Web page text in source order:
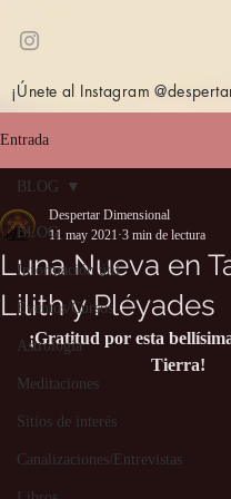
¡Únete al Instagram
Entrada
BLOG
Información útil
Eventos/Cursos
Astrología
Meditaciones
Sitios de interés
Canalizaciones/Entrevistas
BLOG
Luna Nueva en
Lilith y Pléyades
Despertar Dimensional
11 may 2021 3 min de lectura
¡Gratitud por esta
Tierra!